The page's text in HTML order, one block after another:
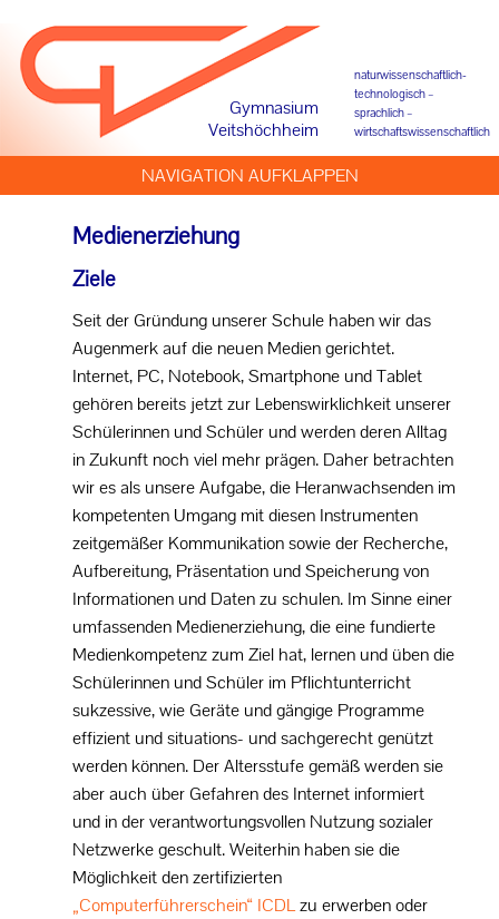
Gymnasium
Veitshöchheim
naturwissenschaftlich-
technologisch –
sprachlich –
wirtschaftswissenschaftlich
NAVIGATION AUFKLAPPEN
Medienerziehung
Ziele
Seit der Gründung unserer Schule haben wir das
Augenmerk auf die neuen Medien gerichtet.
Internet, PC, Notebook, Smartphone und Tablet
gehören bereits jetzt zur Lebenswirklichkeit unserer
Schülerinnen und Schüler und werden deren Alltag
in Zukunft noch viel mehr prägen. Daher betrachten
wir es als unsere Aufgabe, die Heranwachsenden im
kompetenten Umgang mit diesen Instrumenten
zeitgemäßer Kommunikation sowie der Recherche,
Aufbereitung, Präsentation und Speicherung von
Informationen und Daten zu schulen. Im Sinne einer
umfassenden Medienerziehung, die eine fundierte
Medienkompetenz zum Ziel hat, lernen und üben die
Schülerinnen und Schüler im Pflichtunterricht
sukzessive, wie Geräte und gängige Programme
effizient und situations- und sachgerecht genützt
werden können. Der Altersstufe gemäß werden sie
aber auch über Gefahren des Internet informiert
und in der verantwortungsvollen Nutzung sozialer
Netzwerke geschult. Weiterhin haben sie die
Möglichkeit den zertifizierten
„Computerführerschein“ ICDLzu erwerben oder
Einführungsklasse
Werteerziehung
Schulverfassung
Innere Schulentwicklung
UMSETZUNG
Kommunikation
Medienerziehung
Schulkleidung
Schulverpflegung
Auslandskontakte
UNTERRICHT
SCHULLEBEN
PROJEKTE